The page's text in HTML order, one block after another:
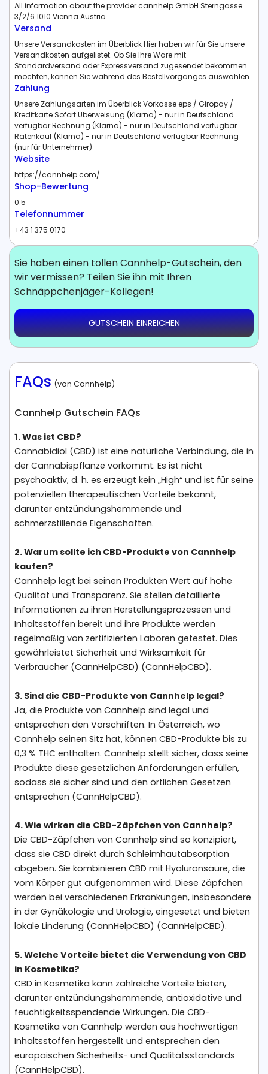
All information about the provider cannhelp GmbH Sterngasse
3/2/6 1010 Vienna Austria
Versand
Unsere Versandkosten im Überblick Hier haben wir für Sie unsere
Versandkosten aufgelistet. Ob Sie Ihre Ware mit
Standardversand oder Expressversand zugesendet bekommen
möchten, können Sie während des Bestellvorganges auswählen.
Zahlung
Unsere Zahlungsarten im Überblick Vorkasse eps / Giropay /
Kreditkarte Sofort Überweisung (Klarna) - nur in Deutschland
verfügbar Rechnung (Klarna) - nur in Deutschland verfügbar
Ratenkauf (Klarna) - nur in Deutschland verfügbar Rechnung
(nur für Unternehmer)
Website
https://cannhelp.com/
Shop-Bewertung
0.5
Telefonnummer
+43 1 375 0170
Sie haben einen tollen Cannhelp-Gutschein, den
wir vermissen? Teilen Sie ihn mit Ihren
Schnäppchenjäger-Kollegen!
GUTSCHEIN EINREICHEN
FAQs (von Cannhelp)
Cannhelp Gutschein FAQs
1. Was ist CBD?
Cannabidiol (CBD) ist eine natürliche Verbindung, die in
der Cannabispflanze vorkommt. Es ist nicht
psychoaktiv, d. h. es erzeugt kein „High“ und ist für seine
potenziellen therapeutischen Vorteile bekannt,
darunter entzündungshemmende und
schmerzstillende Eigenschaften.
2. Warum sollte ich CBD-Produkte von Cannhelp
kaufen?
Cannhelp legt bei seinen Produkten Wert auf hohe
Qualität und Transparenz. Sie stellen detaillierte
Informationen zu ihren Herstellungsprozessen und
Inhaltsstoffen bereit und ihre Produkte werden
regelmäßig von zertifizierten Laboren getestet. Dies
gewährleistet Sicherheit und Wirksamkeit für
Verbraucher​ (CannHelpCBD)​​ (CannHelpCBD)​.
3. Sind die CBD-Produkte von Cannhelp legal?
Ja, die Produkte von Cannhelp sind legal und
entsprechen den Vorschriften. In Österreich, wo
Cannhelp seinen Sitz hat, können CBD-Produkte bis zu
0,3 % THC enthalten. Cannhelp stellt sicher, dass seine
Produkte diese gesetzlichen Anforderungen erfüllen,
sodass sie sicher sind und den örtlichen Gesetzen
entsprechen​ (CannHelpCBD)​.
4. Wie wirken die CBD-Zäpfchen von Cannhelp?
Die CBD-Zäpfchen von Cannhelp sind so konzipiert,
dass sie CBD direkt durch Schleimhautabsorption
abgeben. Sie kombinieren CBD mit Hyaluronsäure, die
vom Körper gut aufgenommen wird. Diese Zäpfchen
werden bei verschiedenen Erkrankungen, insbesondere
in der Gynäkologie und Urologie, eingesetzt und bieten
lokale Linderung​ (CannHelpCBD)​ (CannHelpCBD)​.
5. Welche Vorteile bietet die Verwendung von CBD
in Kosmetika?
CBD in Kosmetika kann zahlreiche Vorteile bieten,
darunter entzündungshemmende, antioxidative und
feuchtigkeitsspendende Wirkungen. Die CBD-
Kosmetika von Cannhelp werden aus hochwertigen
Inhaltsstoffen hergestellt und entsprechen den
europäischen Sicherheits- und Qualitätsstandards​
(CannHelpCBD)​.